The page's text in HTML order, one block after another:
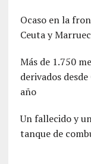
Ocaso en la
Ceuta y
Más de 1.750
derivados
año
Un fallecido y
tanque de